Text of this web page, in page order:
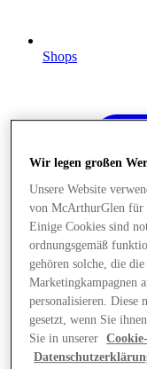
Shops
Wir legen großen
Unsere Website
von McArthurGlen für
Einige Cookies sind
ordnungsgemäß
gehören solche, die
Marketingkampagnen
personalisieren. Diese
gesetzt, wenn Sie
Sie in unserer